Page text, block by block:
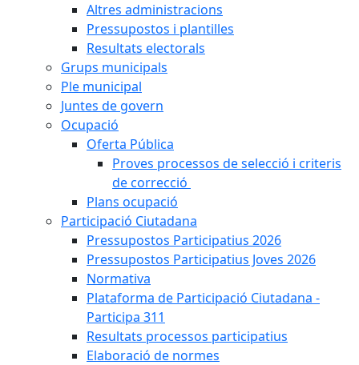
Altres administracions
Pressupostos i plantilles
Resultats electorals
Grups municipals
Ple municipal
Juntes de govern
Ocupació
Oferta Pública
Proves processos de selecció i criteris
de correcció
Plans ocupació
Participació Ciutadana
Pressupostos Participatius 2026
Pressupostos Participatius Joves 2026
Normativa
Plataforma de Participació Ciutadana -
Participa 311
Resultats processos participatius
Elaboració de normes